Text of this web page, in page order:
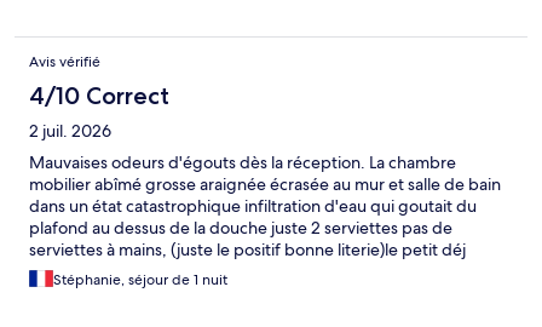
Avis vérifié
4/10 Correct
2 juil. 2026
Mauvaises odeurs d'égouts dès la réception. La chambre
mobilier abîmé grosse araignée écrasée au mur et salle de bain
dans un état catastrophique infiltration d'eau qui goutait du
plafond au dessus de la douche juste 2 serviettes pas de
serviettes à mains, (juste le positif bonne literie)le petit déj
correct mais les couverts et verres étaient quasiment tous mal
lavés et collants. Bref pour 170 euros la nuit c'est décevant.
Stéphanie, séjour de 1 nuit